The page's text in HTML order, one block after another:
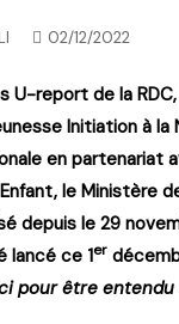
02/12/2022
U-report de la
Initiation à
en partenariat
le Ministère
depuis le 29
lancé ce 1er
pour être entendu